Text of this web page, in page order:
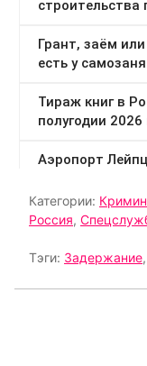
Категории:
Россия,
Тэги: Задержание,